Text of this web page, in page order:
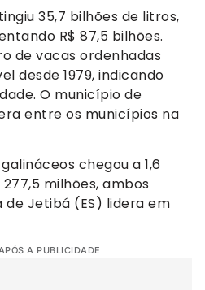
35,7 bilhões de litros,
R$ 87,5 bilhões.
de vacas ordenhadas
desde 1979, indicando
O município de
entre os municípios na
chegou a 1,6
milhões, ambos
de Jetibá (ES) lidera em
A PUBLICIDADE